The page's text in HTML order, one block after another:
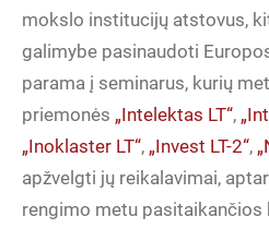
mokslo institucijų atstovus,
galimybe pasinaudoti
parama į seminarus, kurių
priemonės „Intelektas LT“,
„Inoklaster LT“, „Invest LT-2“,
apžvelgti jų reikalavimai,
rengimo metu pasitaikančios